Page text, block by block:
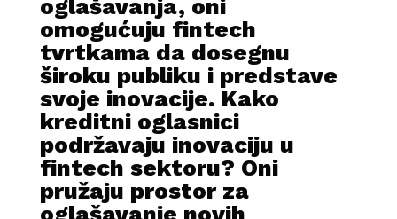
oglašavanja, oni
omogućuju fintech
tvrtkama da dosegnu
široku publiku i predstave
svoje inovacije. Kako
kreditni oglasnici
podržavaju inovaciju u
fintech sektoru? Oni
pružaju prostor za
oglašavanje novih